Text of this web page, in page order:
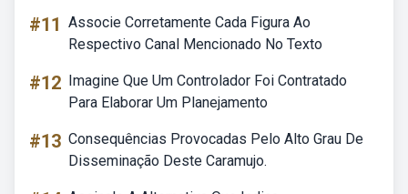
#11 Associe Corretamente Cada Figura Ao
Respectivo Canal Mencionado No Texto
#12 Imagine Que Um Controlador Foi Contratado
Para Elaborar Um Planejamento
#13 Consequências Provocadas Pelo Alto Grau De
Disseminação Deste Caramujo.